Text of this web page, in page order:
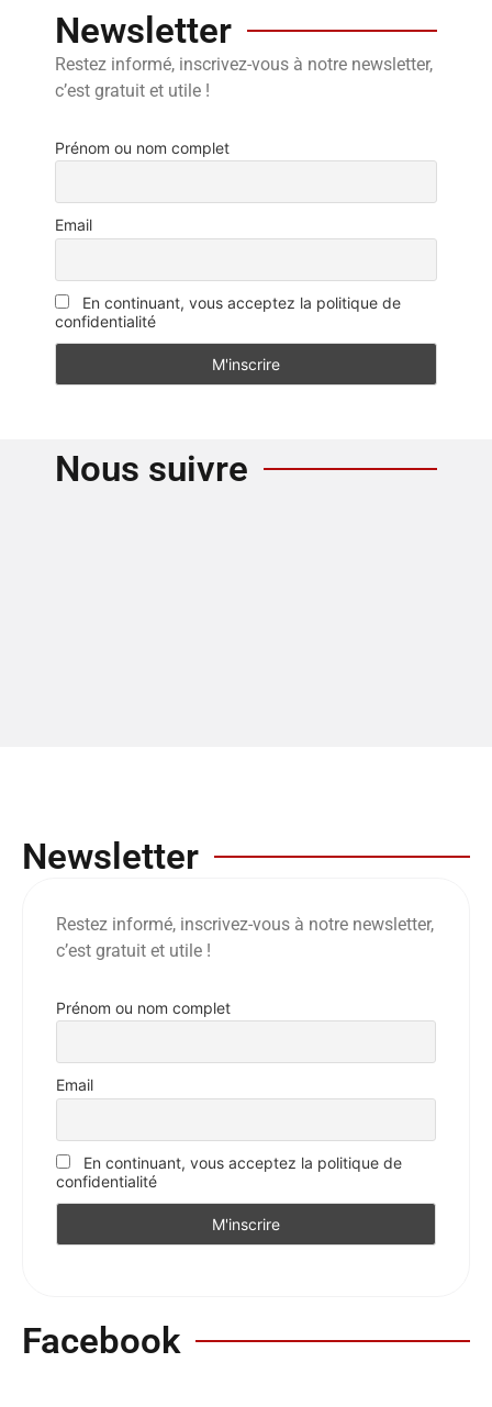
Newsletter
Restez informé, inscrivez-vous à notre newsletter,
c’est gratuit et utile !
Prénom ou nom complet
Email
En continuant, vous acceptez la politique de
confidentialité
Nous suivre
Newsletter
Restez informé, inscrivez-vous à notre newsletter,
c’est gratuit et utile !
Prénom ou nom complet
Email
En continuant, vous acceptez la politique de
confidentialité
Facebook